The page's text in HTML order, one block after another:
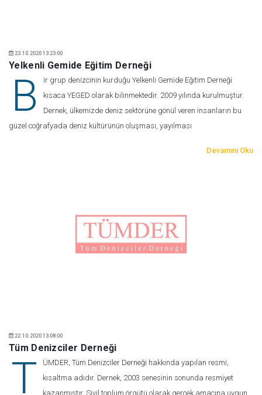
23.10.2020 13:23:00
Yelkenli Gemide Eğitim Derneği
B
ir grup denizcinin kurduğu Yelkenli Gemide Eğitim Derneği
kısaca YEGED olarak bilinmektedir. 2009 yılında kurulmuştur.
Dernek, ülkemizde deniz sektörüne gönül veren insanların bu
güzel coğrafyada deniz kültürünün oluşması, yayılması
Devamını Oku
22.10.2020 13:08:00
Tüm Denizciler Derneği
T
ÜMDER, Tüm Denizciler Derneği hakkında yapılan resmi,
kısaltma adıdır. Dernek, 2003 senesinin sonunda resmiyet
kazanmıştır. Sivil toplum örgütü olarak gerçek amacına uygun